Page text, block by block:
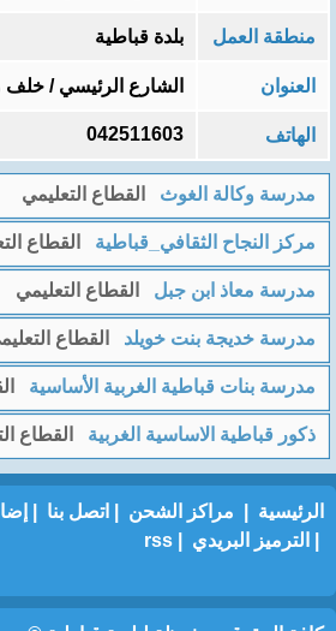
منطقة العمل بلدة قباطية
العنوان الشارع الرئيسي / خلف
الهاتف 042511603
مدرسة وكالة الغوث القطاع التعليمي
مركز النجاح الثقافي_قباطية القطاع
مدرسة معاذ ابن جبل القطاع التعليمي
مدرسة خديجة بنت خويلد القطاع
مدرسة بنات قباطية الغربية الأساسية
ذكور قباطية الاساسية الغربية القطاع
الرئيسية مراكز الشحن اتصل بنا
الترميز البريدي
rss